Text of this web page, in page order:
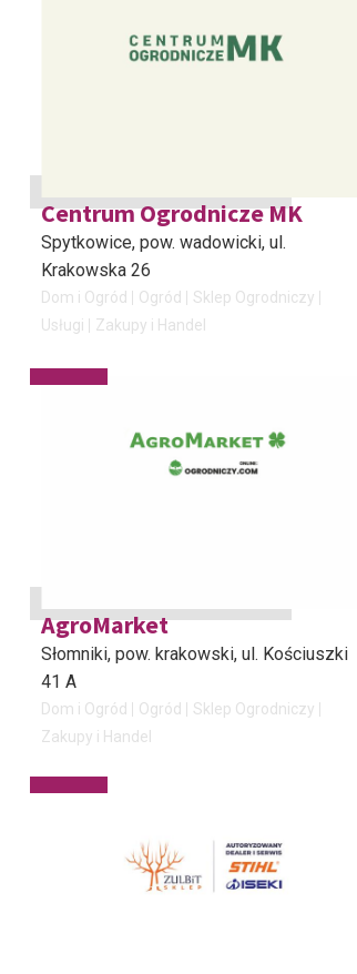
Centrum Ogrodnicze MK
Spytkowice, pow. wadowicki, ul.
Krakowska 26
Dom i Ogród Ogród
Sklep Ogrodniczy
Usługi
Zakupy i Handel
AgroMarket
Słomniki, pow. krakowski, ul. Kościuszki
41 A
Dom i Ogród Ogród
Sklep Ogrodniczy
Zakupy i Handel